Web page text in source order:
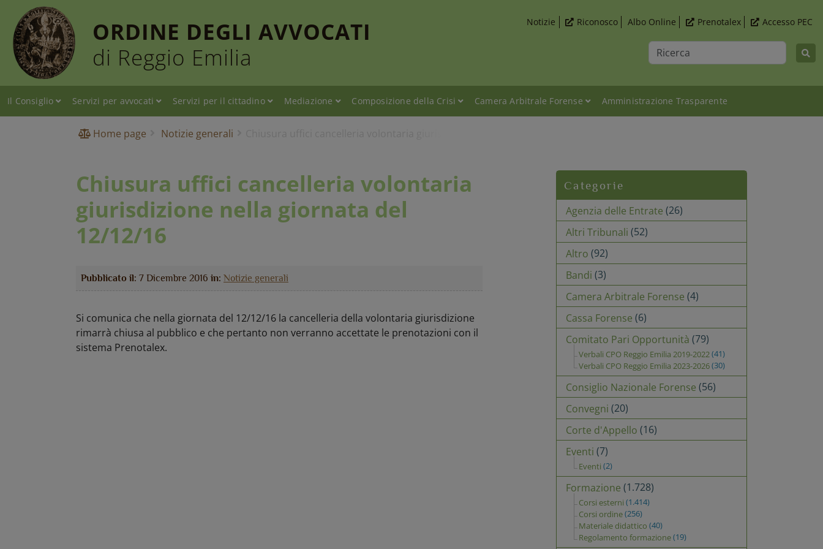
ORDINE DEGLI AVVOCATI
di Reggio Emilia
Ricerca
Notizie Riconosco Albo Online Prenotalex Accesso PEC
Il Consiglio Servizi per avvocati Servizi per il cittadino Mediazione Composizione della Crisi Camera Arbitrale Forense Amministrazione Trasparente
Home page Notizie generali
Chiusura uffici cancelleria volontaria
giurisdizione nella giornata del
12/12/16
Pubblicato il: 7 Dicembre 2016 in: Notizie generali
Si comunica che nella giornata del 12/12/16 la cancelleria della volontaria giurisdizione
rimarrà chiusa al pubblico e che pertanto non verranno accettate le prenotazioni con il
sistema Prenotalex.
Categorie
Agenzia delle Entrate (26)
Altri Tribunali (52)
Altro (92)
Bandi (3)
Camera Arbitrale Forense (4)
Cassa Forense (6)
Comitato Pari Opportunità (79)
Verbali CPO Reggio Emilia 2019-2022(41)
Verbali CPO Reggio Emilia 2023-2026(30)
Consiglio Nazionale Forense (56)
Convegni (20)
Corte d'Appello (16)
Eventi (7)
Eventi (2)
Formazione (1.728)
Corsi esterni (1.414)
Corsi ordine(256)
Materiale didattico (40)
Regolamento formazione(19)